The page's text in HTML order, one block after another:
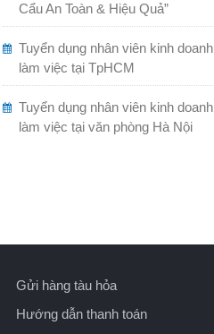
Cẩu An Toàn & Hiệu Quả”
Tuyển dụng nhân viên kinh doanh
làm việc tại TpHCM
Tuyển dụng nhân viên kinh doanh
làm việc tại văn phòng Hà Nội
Gửi hàng tàu hỏa
Hướng dẫn thanh toán